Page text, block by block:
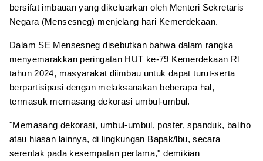
bersifat imbauan yang dikeluarkan oleh Menteri Sekretaris
Negara (Mensesneg) menjelang hari Kemerdekaan.
Dalam SE Mensesneg disebutkan bahwa dalam rangka
menyemarakkan peringatan HUT ke-79 Kemerdekaan Rl
tahun 2024, masyarakat diimbau untuk dapat turut-serta
berpartisipasi dengan melaksanakan beberapa hal,
termasuk memasang dekorasi umbul-umbul.
"Memasang dekorasi, umbul-umbul, poster, spanduk, baliho
atau hiasan lainnya, di lingkungan Bapak/lbu, secara
serentak pada kesempatan pertama," demikian